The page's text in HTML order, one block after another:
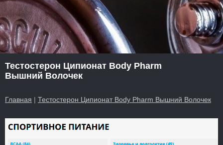
Тестостерон Ципионат Body Pharm
Вышний Волочек
Главная | Тестостерон Ципионат Body Pharm Вышний Волочек